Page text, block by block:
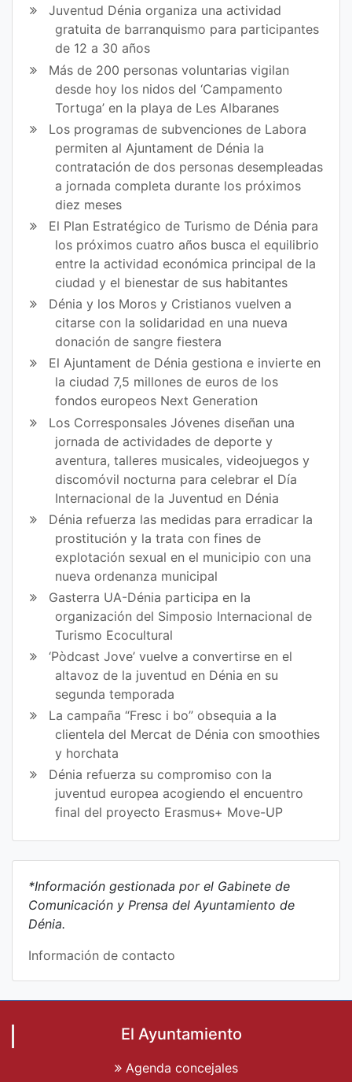
Juventud Dénia organiza una actividad
gratuita de barranquismo para participantes
de 12 a 30 años
Más de 200 personas voluntarias vigilan
desde hoy los nidos del ‘Campamento
Tortuga’ en la playa de Les Albaranes
Los programas de subvenciones de Labora
permiten al Ajuntament de Dénia la
contratación de dos personas desempleadas
a jornada completa durante los próximos
diez meses
El Plan Estratégico de Turismo de Dénia para
los próximos cuatro años busca el equilibrio
entre la actividad económica principal de la
ciudad y el bienestar de sus habitantes
Dénia y los Moros y Cristianos vuelven a
citarse con la solidaridad en una nueva
donación de sangre fiestera
El Ajuntament de Dénia gestiona e invierte en
la ciudad 7,5 millones de euros de los
fondos europeos Next Generation
Los Corresponsales Jóvenes diseñan una
jornada de actividades de deporte y
aventura, talleres musicales, videojuegos y
discomóvil nocturna para celebrar el Día
Internacional de la Juventud en Dénia
Dénia refuerza las medidas para erradicar la
prostitución y la trata con fines de
explotación sexual en el municipio con una
nueva ordenanza municipal
Gasterra UA-Dénia participa en la
organización del Simposio Internacional de
Turismo Ecocultural
‘Pòdcast Jove’ vuelve a convertirse en el
altavoz de la juventud en Dénia en su
segunda temporada
La campaña “Fresc i bo” obsequia a la
clientela del Mercat de Dénia con smoothies
y horchata
Dénia refuerza su compromiso con la
juventud europea acogiendo el encuentro
final del proyecto Erasmus+ Move-UP
*Información gestionada por el Gabinete de
Comunicación y Prensa del Ayuntamiento de
Dénia.
Información de contacto
El Ayuntamiento
Agenda concejales